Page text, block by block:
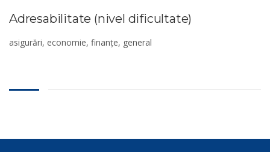
Adresabilitate (nivel dificultate)
asigurări, economie, finanțe, general